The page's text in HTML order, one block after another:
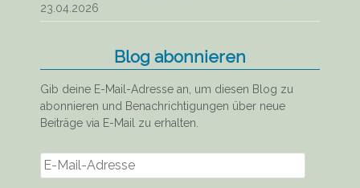
23.04.2026
Blog abonnieren
Gib deine E-Mail-Adresse an, um diesen Blog zu
abonnieren und Benachrichtigungen über neue
Beiträge via E-Mail zu erhalten.
E-
Mail-